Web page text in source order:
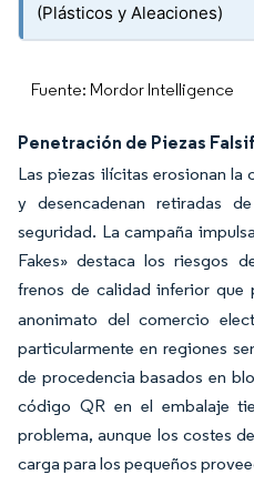
(Plásticos y Aleaciones)
Fuente: Mordor Intelligence
Penetración de Piezas
Las piezas ilícitas erosionan la
y desencadenan retiradas
seguridad. La campaña
Fakes» destaca los riesgos
frenos de calidad inferior que
anonimato del comercio
particularmente en regiones
de procedencia basados en
código QR en el embalaje
problema, aunque los costes
carga para los pequeños